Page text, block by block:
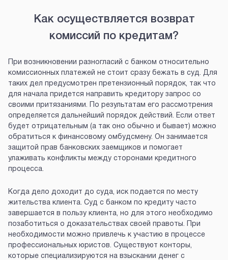
Как осуществляется возврат
комиссий по кредитам?
При возникновении разногласий с банком относительно
комиссионных платежей не стоит сразу бежать в суд. Для
таких дел предусмотрен претензионный порядок, так что
для начала придется направить кредитору запрос со
своими притязаниями. По результатам его рассмотрения
определяется дальнейший порядок действий. Если ответ
будет отрицательным (а так оно обычно и бывает) можно
обратиться к финансовому омбудсмену. Он занимается
защитой прав банковских заемщиков и помогает
улаживать конфликты между сторонами кредитного
процесса.
Когда дело доходит до суда, иск подается по месту
жительства клиента. Суд с банком по кредиту часто
завершается в пользу клиента, но для этого необходимо
позаботиться о доказательствах своей правоты. При
необходимости можно привлечь к участию в процессе
профессиональных юристов. Существуют конторы,
которые специализируются на взыскании денег с